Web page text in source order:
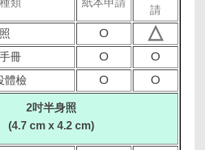
類 紙本申請
請
O △
冊 O
O
體檢 O O
2吋半身照
(4.7 cm x 4.2 cm)